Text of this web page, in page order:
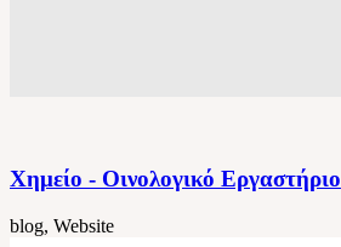
Χημείο - Οινολογικό Εργαστήριο
blog, Website